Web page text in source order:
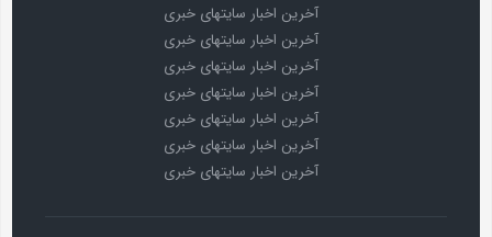
آخرین اخبار سایتهای خبری
آخرین اخبار سایتهای خبری
آخرین اخبار سایتهای خبری
آخرین اخبار سایتهای خبری
آخرین اخبار سایتهای خبری
آخرین اخبار سایتهای خبری
آخرین اخبار سایتهای خبری